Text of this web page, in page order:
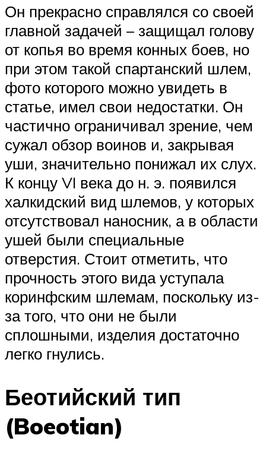
Он прекрасно справлялся со своей
главной задачей – защищал голову
от копья во время конных боев, но
при этом такой спартанский шлем,
фото которого можно увидеть в
статье, имел свои недостатки. Он
частично ограничивал зрение, чем
сужал обзор воинов и, закрывая
уши, значительно понижал их слух.
К концу VI века до н. э. появился
халкидский вид шлемов, у которых
отсутствовал наносник, а в области
ушей были специальные
отверстия. Стоит отметить, что
прочность этого вида уступала
коринфским шлемам, поскольку из-
за того, что они не были
сплошными, изделия достаточно
легко гнулись.
Беотийский тип
(Boeotian)